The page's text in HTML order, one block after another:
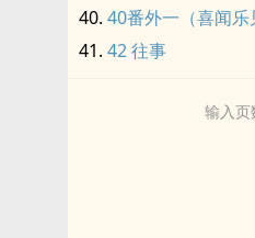
40番外一（喜闻乐
42 往事
输入页